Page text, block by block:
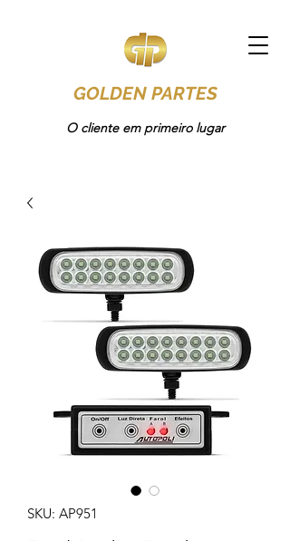
GOLDEN PARTES
O cliente em primeiro lugar
SKU: AP951